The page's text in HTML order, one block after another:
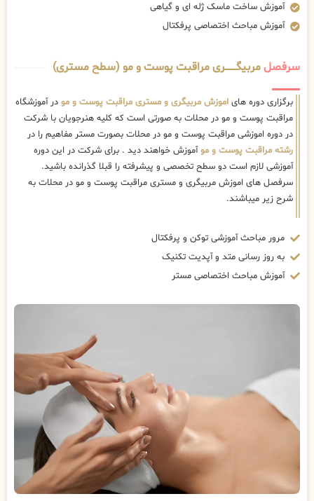
آموزش ساخت ماسک ژله ای و گیاهی
آموزش مباحث اختصاصی پرفکتال
سرفصلمربیگــــــــری مراقبت پوست و مو (سطح مستری)
برگزاری دوره های اموزش مربیگری و مستری مراقبت پوست و مو در آموزشگاه
مراقبت پوست و مو در محلات به صورتی است که کلیه هنرجویان با شرکت
در دوره اموزشی مراقبت پوست و مو در محلات بصورت مستر مفاهیم را در
رشته مراقبت پوست و موآموزش خواهند دید . برای شرکت در این دوره
آموزشی لازم است دو سطح تخصصی و پیشرفته را قبلا گذرانده باشید.
سرفصل های اموزش مربیگری و مستری مراقبت پوست و مو در محلات به
شرح زیر میباشند.
مرور مباحث آموزشی توکن و پرفکتال
به روز رسانی متد و آپدیت تکنیک
آموزش مباحث اختصاصی مستر